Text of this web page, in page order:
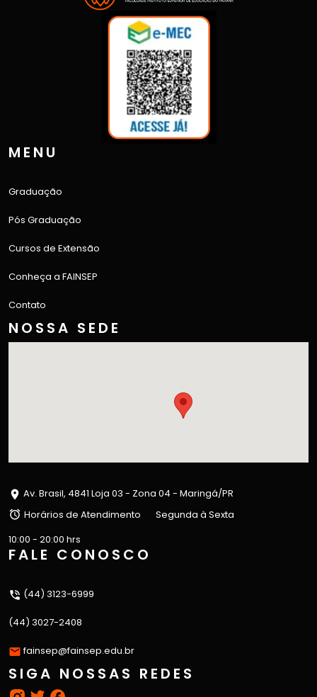
MENU
Graduação
Pós Graduação
Cursos de Extensão
Conheça a FAINSEP
Contato
NOSSA SEDE
Av. Brasil, 4841 Loja 03 - Zona 04 - Maringá/PR
Horários de Atendimento
Segunda à Sexta
10:00 - 20:00 hrs
FALE CONOSCO
(44) 3123-6999
(44) 3027-2408
fainsep@fainsep.edu.br
SIGA NOSSAS REDES